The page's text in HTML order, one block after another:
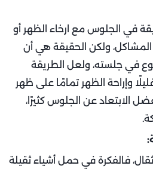
في الجلوس مع ارخاء الظهر أو
المشاكل، ولكن الحقيقة هي أن
في جلسته، ولعل الطريقة
وإراحة الظهر تمامًا على ظهر
الابتعاد عن الجلوس كثيرًا،
فالفكرة في حمل أشياء ثقيلة